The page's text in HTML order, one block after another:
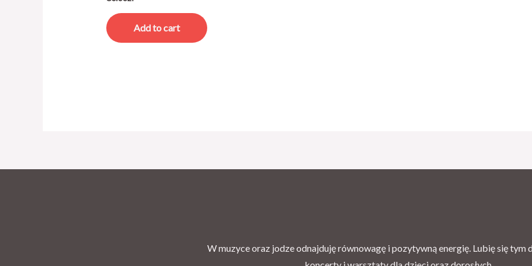
Add to cart
W muzyce oraz jodze odnajduję równowagę i pozytywną energię. Lubię się tym